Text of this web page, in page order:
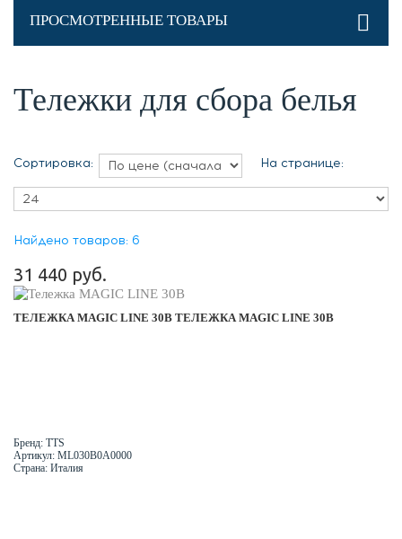
ПРОСМОТРЕННЫЕ ТОВАРЫ
Тележки для сбора белья
Сортировка: На странице:
Найдено товаров: 6
31 440 руб.
ТЕЛЕЖКА MAGIC LINE 30B ТЕЛЕЖКА MAGIC LINE 30B
Бренд: TTS
Артикул: ML030B0A0000
Страна: Италия